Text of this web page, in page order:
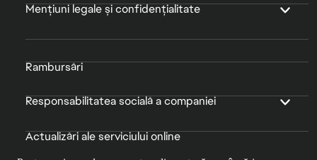
Mențiuni legale și confidențialitate
Rambursări
Responsabilitatea socială a companiei
Actualizări ale serviciului online